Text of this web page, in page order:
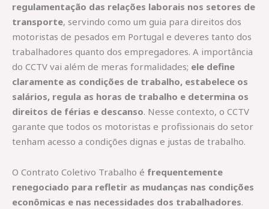
regulamentação das relações laborais nos setores de
transporte, servindo como um guia para direitos dos
motoristas de pesados em Portugal e deveres tanto dos
trabalhadores quanto dos empregadores. A importância
do CCTV vai além de meras formalidades; ele define
claramente as condições de trabalho, estabelece os
salários, regula as horas de trabalho e determina os
direitos de férias e descanso. Nesse contexto, o CCTV
garante que todos os motoristas e profissionais do setor
tenham acesso a condições dignas e justas de trabalho.
O Contrato Coletivo Trabalho é frequentemente
renegociado para refletir as mudanças nas condições
econômicas e nas necessidades dos trabalhadores.